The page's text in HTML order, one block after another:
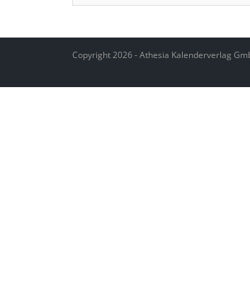
Copyright 2026 - Athesia Kalenderverlag